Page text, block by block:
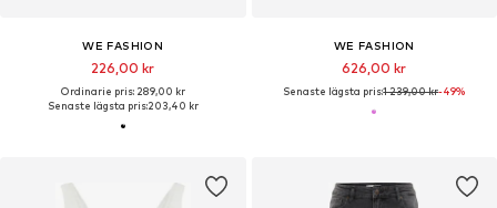
WE FASHION
226,00 kr
Ordinarie pris: 289,00 kr
Senaste lägsta pris:203,40 kr
WE FASHION
626,00 kr
Senaste lägsta pris:1 239,00 kr-49%